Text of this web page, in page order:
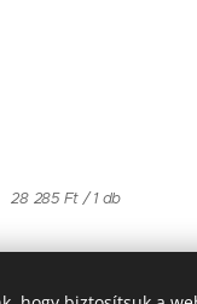
28 285 Ft / 1 db